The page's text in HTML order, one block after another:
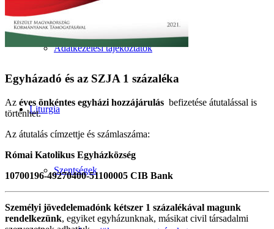
Adatkezelési tájékoztatók
Liturgia
Szentségek
Egyházadó és az SZJA 1 százaléka
Az éves önkéntes egyházi hozzájárulás befizetése átutalással is
történhet.
Az átutalás címzettje és számlaszáma:
Római Katolikus Egyházközség
10700196-49270400-51100005 CIB Bank
Személyi jövedelemadónk kétszer 1 százalékával magunk
rendelkezünk, egyiket egyházunknak, másikat civil társadalmi